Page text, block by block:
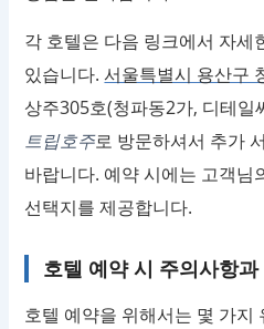
각 호텔은 다음 링크에서 자세
있습니다.서울특별시 용산구
상주305호(청파동2가, 디테일
트립호주로 방문하셔서 추가
바랍니다. 예약 시에는 고객님
선택지를 제공합니다.
호텔 예약 시 주의사항과
호텔 예약을 위해서는 몇 가지